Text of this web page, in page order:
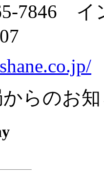
7846 イ
らのお